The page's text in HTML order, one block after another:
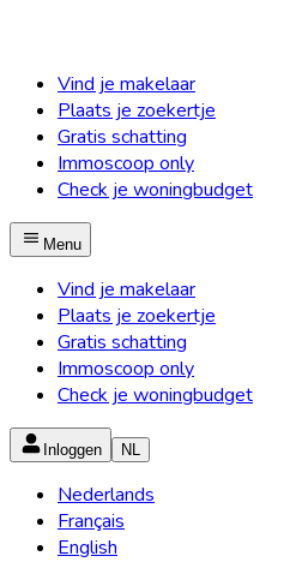
Vind je makelaar
Plaats je zoekertje
Gratis schatting
Immoscoop only
Check je woningbudget
Menu
Vind je makelaar
Plaats je zoekertje
Gratis schatting
Immoscoop only
Check je woningbudget
Inloggen NL
Nederlands
Français
English